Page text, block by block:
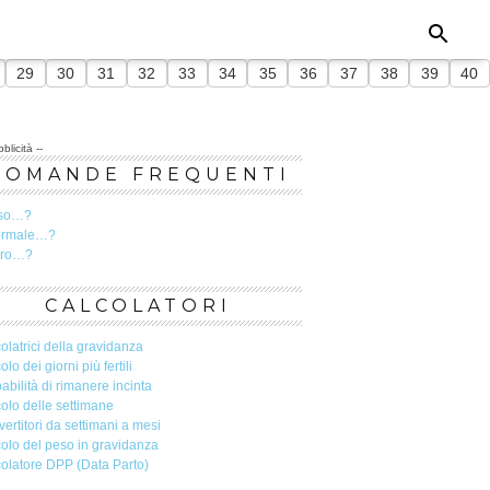
29 30 31 32 33 34 35 36 37 38 39 40
--
FREQUENTI
CALCOLATORI
della gravidanza
dei giorni più fertili
di rimanere incinta
delle settimane
da settimani a mesi
del peso in gravidanza
DPP (Data Parto)